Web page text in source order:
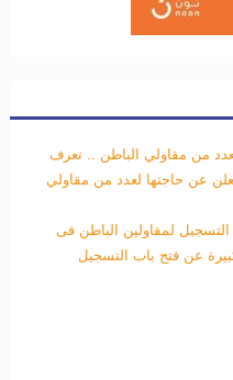
من مقاولي الباطن .. تعرف
عن حاجتها لعدد من مقاولي
لمقاولين الباطن فى
عن فتح باب التسجيل